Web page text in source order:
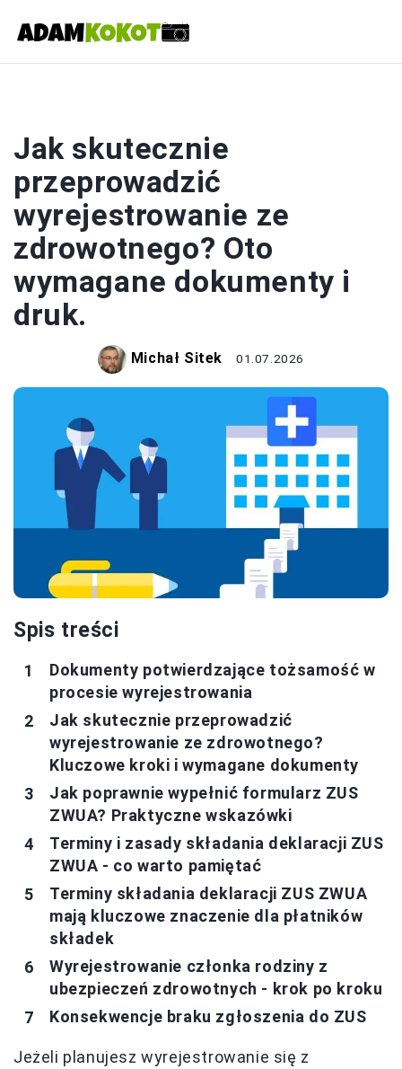
Jak skutecznie
przeprowadzić
wyrejestrowanie ze
zdrowotnego? Oto
wymagane dokumenty i
druk.
Michał Sitek 01.07.2026
Spis treści
Dokumenty potwierdzające tożsamość w
procesie wyrejestrowania
Jak skutecznie przeprowadzić
wyrejestrowanie ze zdrowotnego?
Kluczowe kroki i wymagane dokumenty
Jak poprawnie wypełnić formularz ZUS
ZWUA? Praktyczne wskazówki
Terminy i zasady składania deklaracji ZUS
ZWUA - co warto pamiętać
Terminy składania deklaracji ZUS ZWUA
mają kluczowe znaczenie dla płatników
składek
Wyrejestrowanie członka rodziny z
ubezpieczeń zdrowotnych - krok po kroku
Konsekwencje braku zgłoszenia do ZUS
Jeżeli planujesz wyrejestrowanie się z